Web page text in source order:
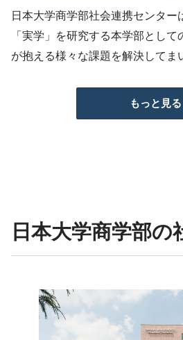
日本大学商学部社会連携センター
「実学」を研究する本学部とし
が抱える様々な課題を解決してま
もっと見る
日本大学商学部の